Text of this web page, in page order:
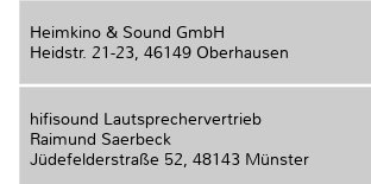
Heimkino & Sound GmbH
Heidstr. 21-23, 46149 Oberhausen
hifisound Lautsprechervertrieb
Raimund Saerbeck
Jüdefelderstraße 52, 48143 Münster